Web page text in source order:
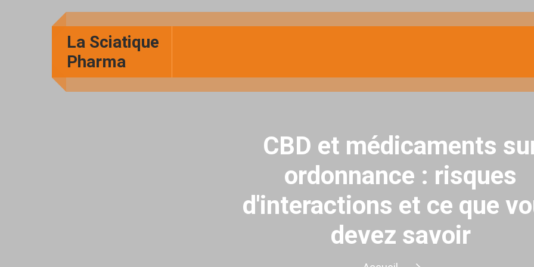
La Sciatique
Pharma
CBD et médicaments
ordonnance : risques
d'interactions et ce que
devez savoir